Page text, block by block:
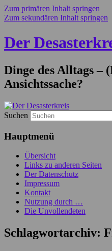
Zum primären Inhalt springen
Zum sekundären Inhalt springen
Der
Dinge des Alltags –
Ansichtssache?
Suchen
Hauptmenü
Übersicht
Links zu anderen Seiten
Der Datenschutz
Impressum
Kontakt
Nutzung durch …
Die Unvollendeten
Schlagwortarchiv: